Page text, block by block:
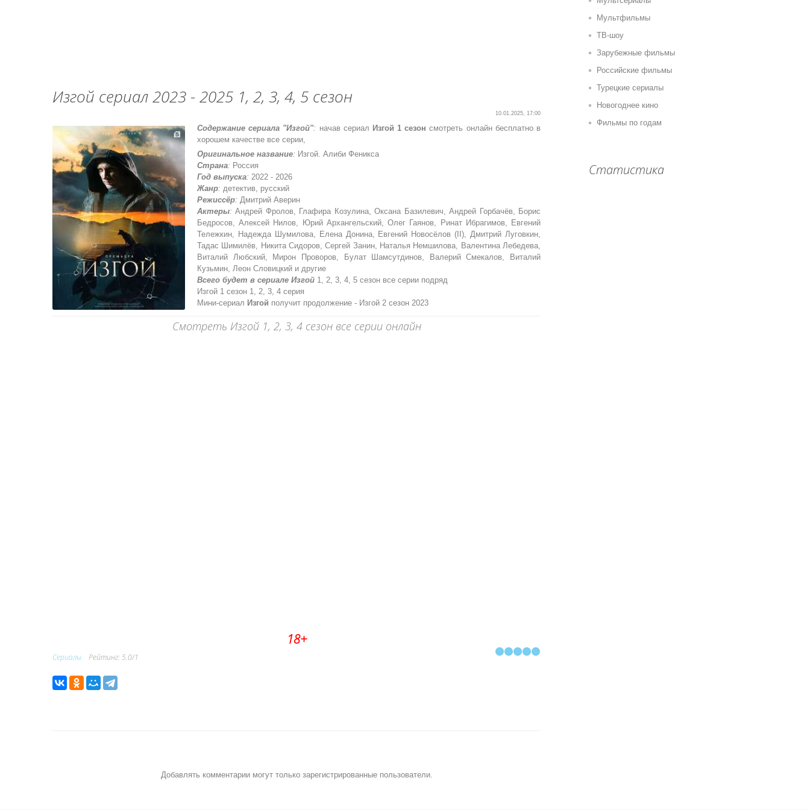
Изгой сериал 2023 - 2025 1, 2, 3, 4, 5 сезон
10.01.2025, 17:00
Содержание сериала "Изгой": начав сериал Изгой 1 сезон смотреть онлайн бесплатно в
хорошем качестве все серии,
Оригинальное название: Изгой. Алиби Феникса
Страна: Россия
Год выпуска: 2022 - 2026
Жанр: детектив, русский
Режиссёр: Дмитрий Аверин
Актеры: Андрей Фролов, Глафира Козулина, Оксана Базилевич, Андрей Горбачёв, Борис
Бедросов, Алексей Нилов, Юрий Архангельский, Олег Гаянов, Ринат Ибрагимов, Евгений
Тележкин, Надежда Шумилова, Елена Донина, Евгений Новосёлов (II), Дмитрий Луговкин,
Тадас Шимилёв, Никита Сидоров, Сергей Занин, Наталья Немшилова, Валентина Лебедева,
Виталий Любский, Мирон Проворов, Булат Шамсутдинов, Валерий Смекалов, Виталий
Кузьмин, Леон Словицкий и другие
Всего будет в сериале Изгой 1, 2, 3, 4, 5 сезон все серии подряд
Изгой 1 сезон 1, 2, 3, 4 серия
Мини-сериал Изгой получит продолжение - Изгой 2 сезон 2023
Смотреть Изгой 1, 2, 3, 4 сезон все серии онлайн
18+
Сериалы Рейтинг:5.0/1
Добавлять комментарии могут только зарегистрированные пользователи.
Мультфильмы
ТВ-шоу
Зарубежные фильмы
Российские фильмы
Турецкие сериалы
Новогоднее кино
Фильмы по годам
Статистика